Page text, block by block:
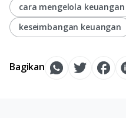
cara mengelola keuangan
keseimbangan keuangan
Bagikan